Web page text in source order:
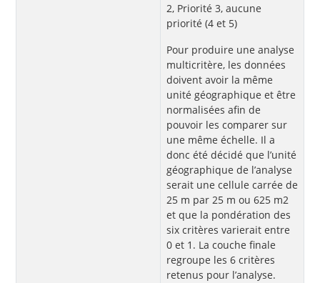
2, Priorité 3, aucune
priorité (4 et 5)
Pour produire une analyse
multicritère, les données
doivent avoir la même
unité géographique et être
normalisées afin de
pouvoir les comparer sur
une même échelle. Il a
donc été décidé que l’unité
géographique de l’analyse
serait une cellule carrée de
25 m par 25 m ou 625 m2
et que la pondération des
six critères varierait entre
0 et 1. La couche finale
regroupe les 6 critères
retenus pour l’analyse.